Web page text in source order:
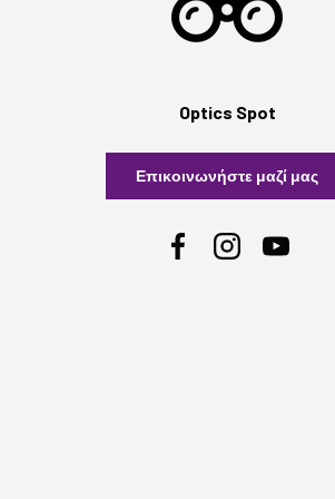
Optics Spot
Επικοινωνήστε μαζί μας
FacebookInstagramYouTube